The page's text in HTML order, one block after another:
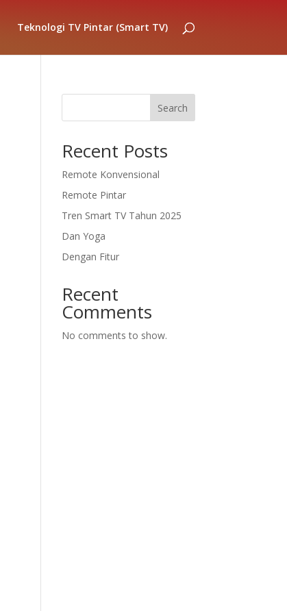
Teknologi TV Pintar (Smart TV)
Search
Recent Posts
Remote Konvensional
Remote Pintar
Tren Smart TV Tahun 2025
Dan Yoga
Dengan Fitur
Recent
Comments
No comments to show.